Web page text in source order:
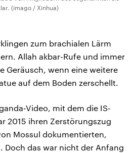
(imago / Xinhua)
zum brachialen Lärm
Allah akbar-Rufe und immer
Geräusch, wenn eine weitere
auf dem Boden zerschellt.
Video, mit dem die IS-
2015 ihren Zerstörungszug
Mossul dokumentierten,
Doch das war nicht der Anfang